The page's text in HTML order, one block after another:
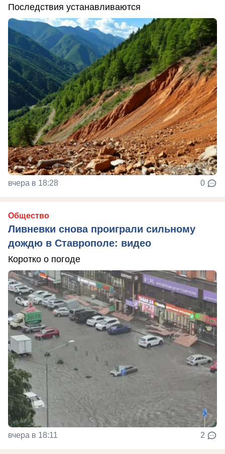
Последствия устанавливаются
вчера в 18:28 0
Общество
Ливневки снова проиграли сильному
дождю в Ставрополе: видео
Коротко о погоде
вчера в 18:11 2